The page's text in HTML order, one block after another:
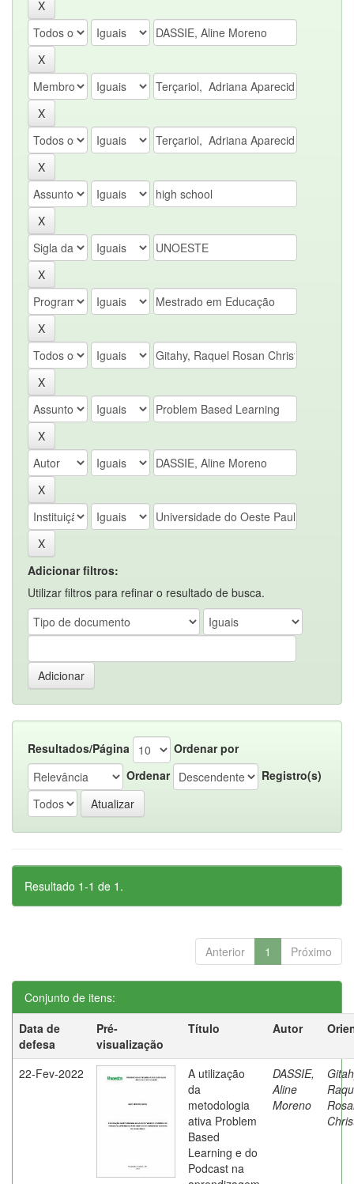
Adicionar filtros:
Utilizar filtros para refinar o resultado de busca.
Resultados/Página
Ordenar por
Ordenar
Registro(s)
Resultado 1-1 de 1.
Anterior 1 Próximo
Conjunto de itens:
Data de
defesa
Pré-
visualização
Título Autor
22-Fev-2022
A utilização
da
metodologia
ativa Problem
Based
Learning e do
Podcast na
DASSIE,
Aline
Moreno